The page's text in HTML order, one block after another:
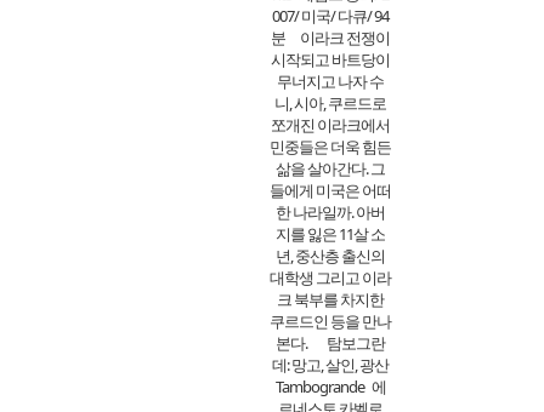
007/ 미국/ 다큐/ 94
분 이라크 전쟁이
시작되고 바트당이
무너지고 나자 수
니, 시아, 쿠르드로
쪼개진 이라크에서
민중들은 더욱 힘든
삶을 살아간다. 그
들에게 미국은 어떠
한 나라일까. 아버
지를 잃은 11살 소
년, 중산층 출신의
대학생 그리고 이라
크 북부를 차지한
쿠르드인 등을 만나
본다. 탐보그란
데: 망고, 살인, 광산
Tambogrande 에